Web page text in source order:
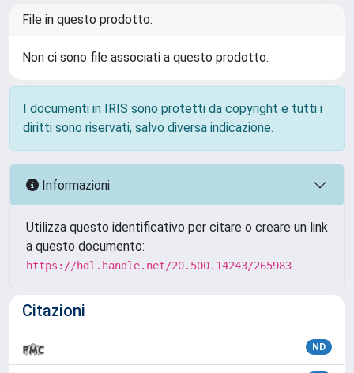
File in questo prodotto:
Non ci sono file associati a questo prodotto.
I documenti in IRIS sono protetti da copyright e tutti i
diritti sono riservati, salvo diversa indicazione.
Informazioni
Utilizza questo identificativo per citare o creare un link
a questo documento:
https://hdl.handle.net/20.500.14243/265983
Citazioni
ND